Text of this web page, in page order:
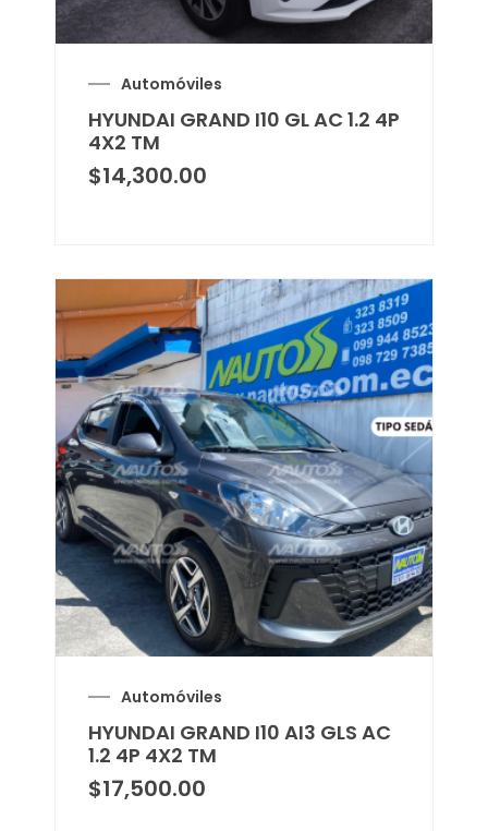
Automóviles
HYUNDAI GRAND I10 GL AC 1.2 4P
4X2 TM
$14,300.00
Automóviles
HYUNDAI GRAND I10 AI3 GLS AC
1.2 4P 4X2 TM
$17,500.00